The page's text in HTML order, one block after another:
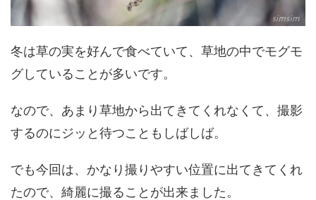
冬は草の実を好んで食べていて、草地の中でモグモ
グしていることが多いです。
なので、あまり草地から出てきてくれなくて、撮影
するのにジッと待つこともしばしば。
でも今回は、かなり撮りやすい位置に出てきてくれ
たので、綺麗に撮ることが出来ました。